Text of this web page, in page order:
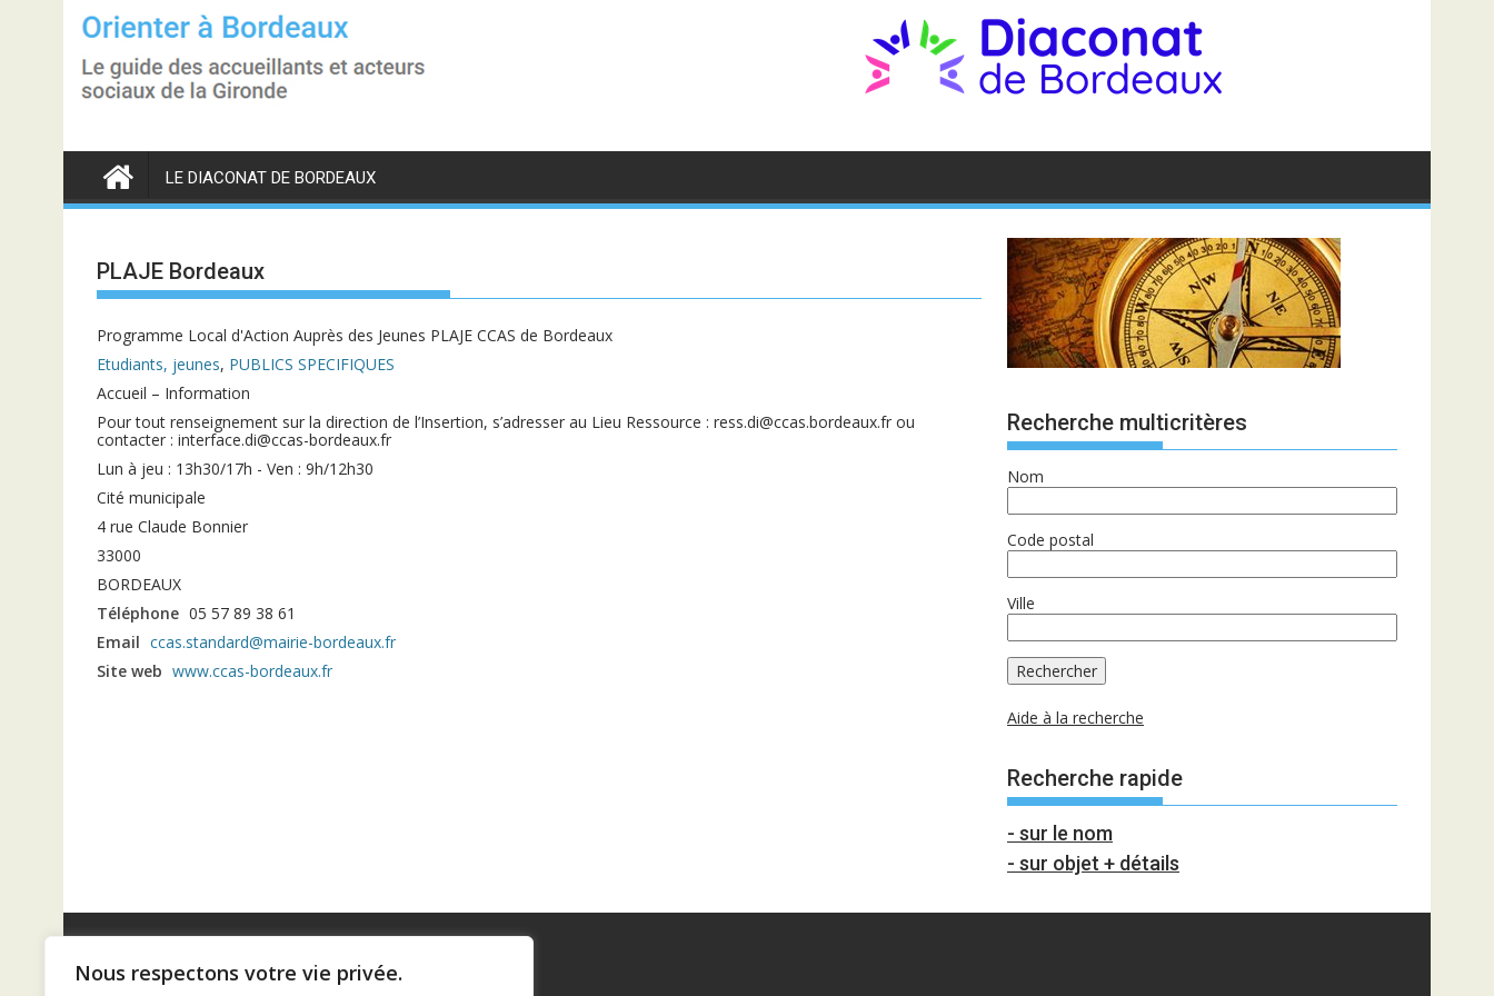
Nous respectons votre vie privée.
o
e
LE DIACONAT DE BORDEAUX
PLAJE Bordeaux
Programme Local d'Action Auprès des Jeunes PLAJE CCAS de Bordeaux
Etudiants, jeunes, PUBLICS SPECIFIQUES
Accueil – Information
Pour tout renseignement sur la direction de l’Insertion, s’adresser au Lieu Ressource : ress.di@ccas.bordeaux.fr ou
contacter : interface.di@ccas-bordeaux.fr
Lun à jeu : 13h30/17h - Ven : 9h/12h30
Cité municipale
4 rue Claude Bonnier
33000
BORDEAUX
Téléphone 05 57 89 38 61
Email ccas.standard@mairie-bordeaux.fr
Site web www.ccas-bordeaux.fr
Recherche multicritères
Nom
Code postal
Ville
Aide à la recherche
Recherche rapide
- sur le nom
- sur objet + détails